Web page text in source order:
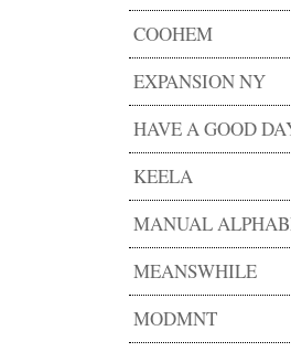
COOHEM
EXPANSION NY
HAVE A GOOD
KEELA
MANUAL
MEANSWHILE
MODMNT